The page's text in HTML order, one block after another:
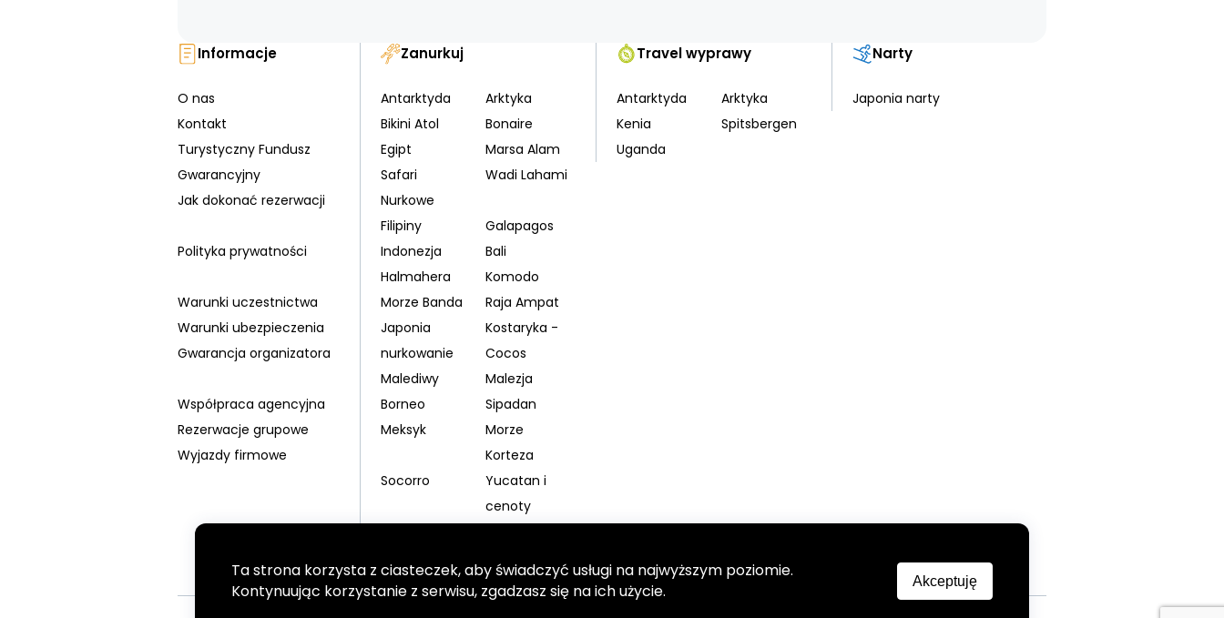
Informacje
O nas
Kontakt
Turystyczny Fundusz
Gwarancyjny
Jak dokonać rezerwacji
Polityka prywatności
Warunki uczestnictwa
Warunki ubezpieczenia
Gwarancja organizatora
Współpraca agencyjna
Rezerwacje grupowe
Wyjazdy firmowe
Zanurkuj
Antarktyda
Arktyka
Bikini Atol
Bonaire
Egipt
Marsa Alam
Safari
Nurkowe
Wadi Lahami
Filipiny
Galapagos
Indonezja
Bali
Halmahera
Komodo
Morze Banda
Raja Ampat
Japonia
nurkowanie
Kostaryka -
Cocos
Malediwy
Malezja
Borneo
Sipadan
Meksyk
Morze
Korteza
Socorro
Yucatan i
cenoty
Tonga
Truk
Travel wyprawy
Antarktyda
Arktyka
Kenia
Spitsbergen
Uganda
Narty
Japonia narty
Ta strona korzysta z ciasteczek, aby świadczyć usługi na najwyższym poziomie.
Kontynuując korzystanie z serwisu, zgadzasz się na ich użycie.
Akceptuję